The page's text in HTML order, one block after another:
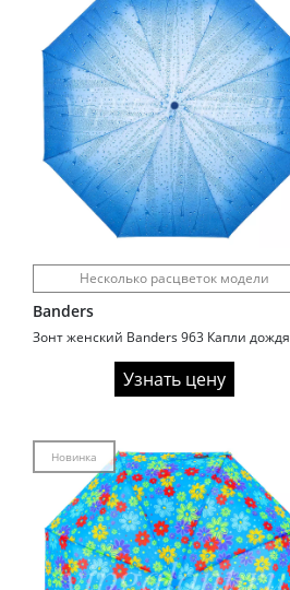
Несколько расцветок модели
Banders
Зонт женский Banders 963 Капли дождя
Узнать цену
Новинка